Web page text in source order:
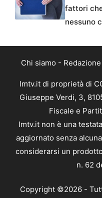
fattori
nessuno
Chi siamo - Redazione
Imtv.it di proprietà di
Giuseppe Verdi, 3,
Fiscale e
Imtv.it non è una
aggiornato senza
considerarsi un
n. 62
Copyright ©2026 -